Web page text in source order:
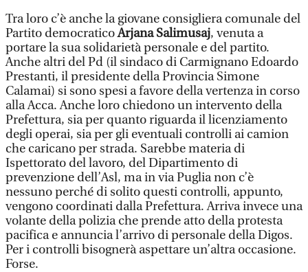
Tra loro c’è anche la giovane consigliera comunale del
Partito democraticoArjana Salimusaj, venuta a
portare la sua solidarietà personale e del partito.
Anche altri del Pd (il sindaco di Carmignano Edoardo
Prestanti, il presidente della Provincia Simone
Calamai) si sono spesi a favore della vertenza in corso
alla Acca. Anche loro chiedono un intervento della
Prefettura, sia per quanto riguarda il licenziamento
degli operai, sia per gli eventuali controlli ai camion
che caricano per strada. Sarebbe materia di
Ispettorato del lavoro, del Dipartimento di
prevenzione dell’Asl, ma in via Puglia non c’è
nessuno perché di solito questi controlli, appunto,
vengono coordinati dalla Prefettura. Arriva invece una
volante della polizia che prende atto della protesta
pacifica e annuncia l’arrivo di personale della Digos.
Per i controlli bisognerà aspettare un’altra occasione.
Forse.